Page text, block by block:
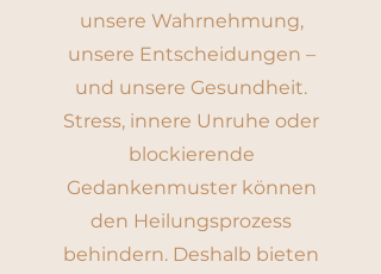
unsere Wahrnehmung,
unsere Entscheidungen –
und unsere Gesundheit.
Stress, innere Unruhe oder
blockierende
Gedankenmuster können
den Heilungsprozess
behindern. Deshalb bieten